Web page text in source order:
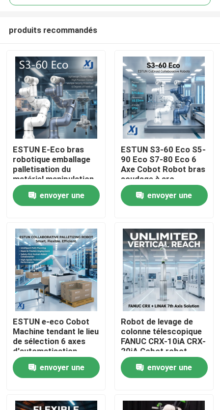
À la maison
Produits
Vidéos
Visite de l'usine
Contrôle de la qualité
Nous contacter
Blog
Demandez un devis
bras de robot industriel
produits recommandés
ESTUN E-Eco bras
robotique emballage
palletisation du
matériel manipulation
robot collaboratif
avec OnRobot Grriper
envoyer une
ESTUN S3-60 Eco S5-
90 Eco S7-80 Eco 6
Axe Cobot Robot bras
soudage à arc
collaboratif robot
CNGBS positionneur
de soudage
envoyer une
ESTUN e-eco Cobot
Machine tendant le lieu
de sélection 6 axes
d'automatisation
industrielle robot
collaboratif de
manutention de
envoyer une
Robot de levage de
colonne télescopique
FANUC CRX-10iA CRX-
20iA Cobot robot
collaboratif de
manutention de
palettes
envoyer une